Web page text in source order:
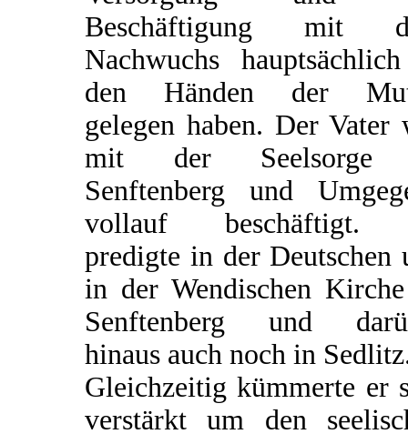
Beschäftigung mit
Nachwuchs
den Händen der
gelegen haben. Der Vater
mit der
Senftenberg und
vollauf beschäftigt.
predigte in der Deutschen
in der Wendischen
Senftenberg und
hinaus auch noch in
Gleichzeitig kümmerte er
verstärkt um den